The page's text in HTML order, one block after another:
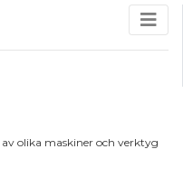
olika maskiner och verktyg